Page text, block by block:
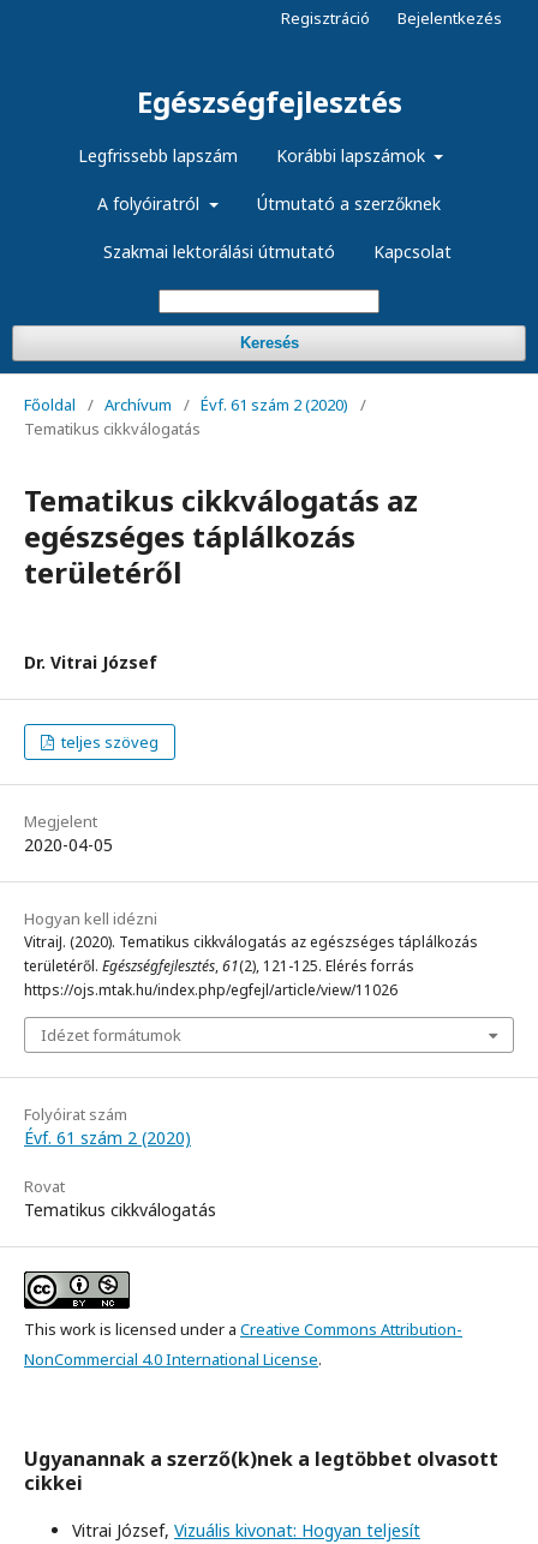
Egészségfejlesztés
Legfrissebb lapszám Korábbi lapszámok
A folyóiratról Útmutató a szerzőknek
Szakmai lektorálási útmutató Kapcsolat
Keresés
Regisztráció Bejelentkezés
Főoldal / Archívum / Évf. 61 szám 2 (2020)
/
Tematikus cikkválogatás
Tematikus cikkválogatás az
egészséges táplálkozás
területéről
Dr. Vitrai József
teljes szöveg
Megjelent
2020-04-05
Hogyan kell idézni
VitraiJ. (2020). Tematikus cikkválogatás az egészséges táplálkozás
területéről. Egészségfejlesztés,61(2), 121-125. Elérés forrás
https://ojs.mtak.hu/index.php/egfejl/article/view/11026
Idézet formátumok
Folyóirat szám
Évf. 61 szám 2 (2020)
Rovat
Tematikus cikkválogatás
This work is licensed under a Creative Commons Attribution-
NonCommercial 4.0 International License.
Ugyanannak a szerző(k)nek a legtöbbet olvasott
cikkei
Vitrai József, Vizuális kivonat: Hogyan teljesít